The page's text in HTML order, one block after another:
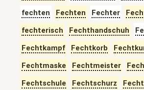
fechten
Fechten Fechter
fechterisch
Fechthandschuh
Fechtkampf
Fechtkorb
Fechtmaske
Fechtmeister
Fechtschule
Fechtschurz